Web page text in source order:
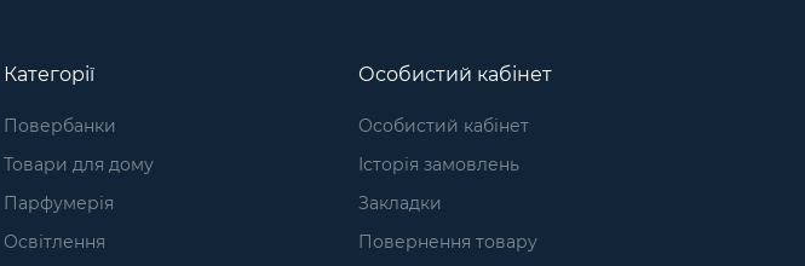
Категорії
Повербанки
Товари для дому
Парфумерія
Освітлення
Особистий кабінет
Особистий кабінет
Історія замовлень
Закладки
Повернення товару